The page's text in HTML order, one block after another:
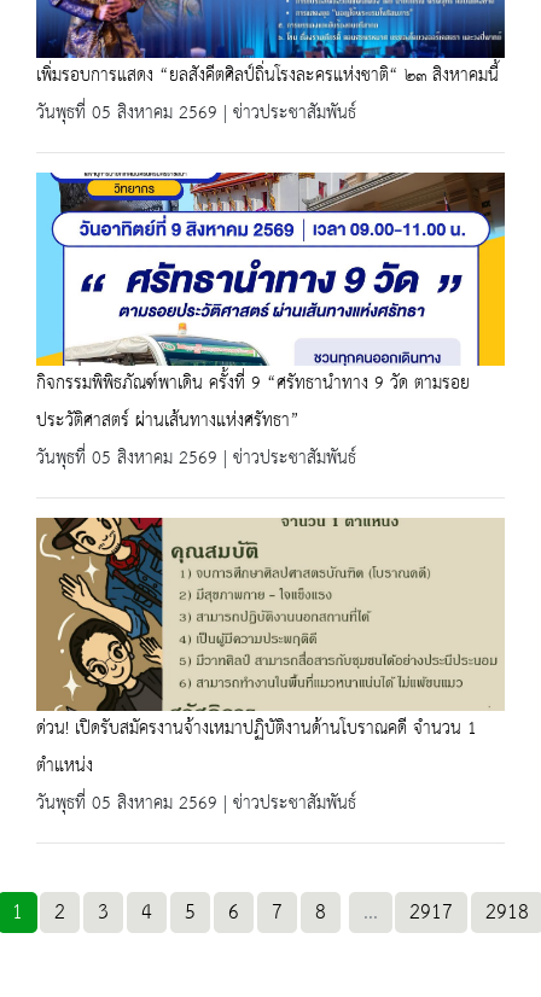
เพิ่มรอบการแสดง “ยลสังคีตศิลป์ถิ่นโรงละครแห่งชาติ“ ๒๓ สิงหาคมนี้
วันพุธที่ 05 สิงหาคม 2569 | ข่าวประชาสัมพันธ์
กิจกรรมพิพิธภัณฑ์พาเดิน ครั้งที่ 9 “ศรัทธานำทาง 9 วัด ตามรอย
ประวัติศาสตร์ ผ่านเส้นทางแห่งศรัทธา”
วันพุธที่ 05 สิงหาคม 2569 | ข่าวประชาสัมพันธ์
ด่วน! เปิดรับสมัครงานจ้างเหมาปฏิบัติงานด้านโบราณคดี จำนวน 1
ตำแหน่ง
วันพุธที่ 05 สิงหาคม 2569 | ข่าวประชาสัมพันธ์
1 2 3 4 5 6 7 8 ... 2917 2918